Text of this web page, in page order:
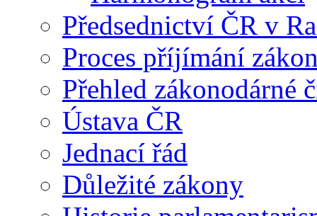
Předsednictví ČR v
Proces příjímání
Přehled zákonodárné
Ústava ČR
Jednací řád
Důležité zákony